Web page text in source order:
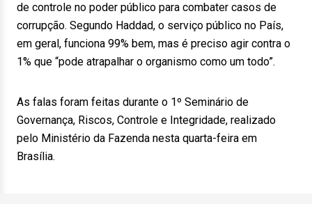
de controle no poder público para combater casos de
corrupção. Segundo Haddad, o serviço público no País,
em geral, funciona 99% bem, mas é preciso agir contra o
1% que “pode atrapalhar o organismo como um todo”.
As falas foram feitas durante o 1º Seminário de
Governança, Riscos, Controle e Integridade, realizado
pelo Ministério da Fazenda nesta quarta-feira em
Brasília.